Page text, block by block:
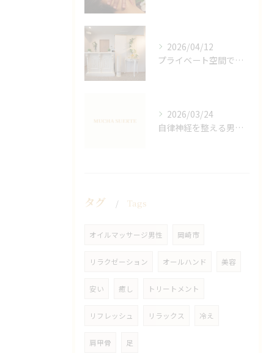
2026/04/12
プライベート空間で極上アロマリンパケアの効果
2026/03/24
自律神経を整える男性オイルマッサージ
タグ Tags
オイルマッサージ男性 岡崎市
リラクゼーション オールハンド 美容
安い 癒し トリートメント
リフレッシュ リラックス 冷え
肩甲骨 足